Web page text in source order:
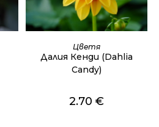
ОЩЕ
Цветя
Далия Кенди (Dahlia
Candy)
2.70€